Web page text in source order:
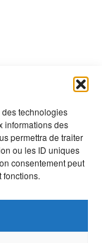
technologies
informations des
permettra de traiter
ou les ID uniques
consentement peut
fonctions.